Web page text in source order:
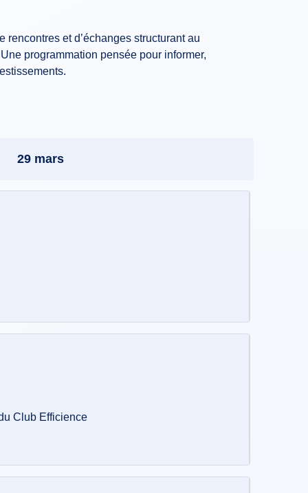
rencontres et d’échanges structurant au
programmation pensée pour informer,
29 mars
Club Efficience